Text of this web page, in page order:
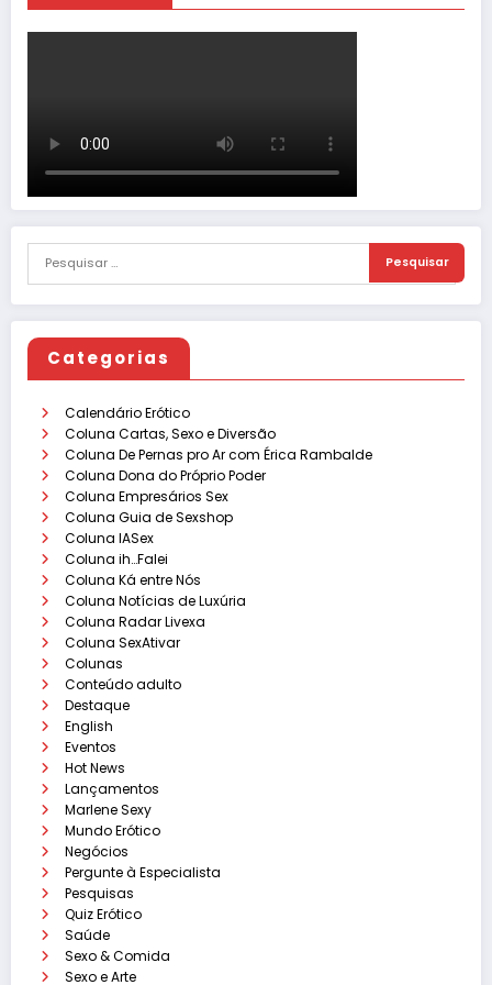
Categorias
Calendário Erótico
Coluna Cartas, Sexo e Diversão
Coluna De Pernas pro Ar com Érica Rambalde
Coluna Dona do Próprio Poder
Coluna Empresários Sex
Coluna Guia de Sexshop
Coluna IASex
Coluna ih…Falei
Coluna Ká entre Nós
Coluna Notícias de Luxúria
Coluna Radar Livexa
Coluna SexAtivar
Colunas
Conteúdo adulto
Destaque
English
Eventos
Hot News
Lançamentos
Marlene Sexy
Mundo Erótico
Negócios
Pergunte à Especialista
Pesquisas
Quiz Erótico
Saúde
Sexo & Comida
Sexo e Arte